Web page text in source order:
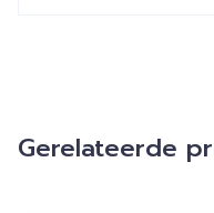
Merken
Gerelateerde